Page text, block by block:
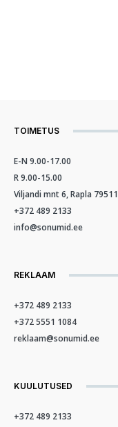
TOIMETUS
E-N 9.00-17.00
R 9.00-15.00
Viljandi mnt 6, Rapla 79511
+372 489 2133
info@sonumid.ee
REKLAAM
+372 489 2133
+372 5551 1084
reklaam@sonumid.ee
KUULUTUSED
+372 489 2133